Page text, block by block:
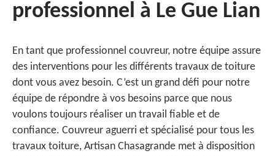
professionnel à Le Gue Lian
En tant que professionnel couvreur, notre équipe assure
des interventions pour les différents travaux de toiture
dont vous avez besoin. C’est un grand défi pour notre
équipe de répondre à vos besoins parce que nous
voulons toujours réaliser un travail fiable et de
confiance. Couvreur aguerri et spécialisé pour tous les
travaux toiture, Artisan Chasagrande met à disposition